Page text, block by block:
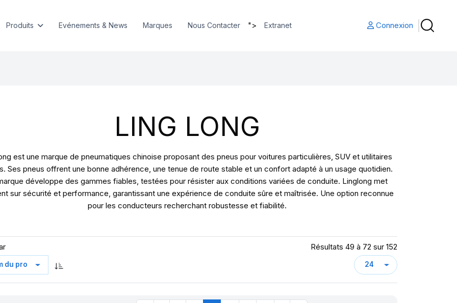
Produits Evénements & News Marques Nous Contacter "> Extranet Connexion
LING LONG
est une marque de pneumatiques chinoise proposant des pneus pour voitures particulières, SUV et utilitaires
Ses pneus offrent une bonne adhérence, une tenue de route stable et un confort adapté à un usage quotidien.
développe des gammes fiables, testées pour résister aux conditions variées de conduite. Linglong met
sur sécurité et performance, garantissant une expérience de conduite sûre et maîtrisée. Une option reconnue
pour les conducteurs recherchant robustesse et fiabilité.
Résultats 49 à 72 sur 152